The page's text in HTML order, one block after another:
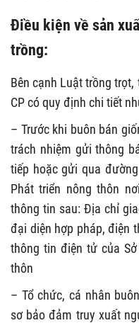
Điều kiện về sản
trồng:
Bên cạnh Luật trồng
CP có quy định chi tiết
– Trước khi buôn bán
trách nhiệm gửi thông
tiếp hoặc gửi qua
Phát triển nông thôn
thông tin sau: Địa chỉ
đại diện hợp pháp, điện
thông tin điện tử của
thôn
– Tổ chức, cá nhân
sơ bảo đảm truy xuất